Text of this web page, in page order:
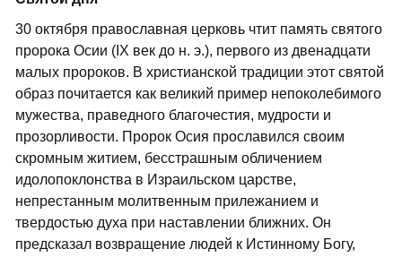
30 октября православная церковь чтит память святого
пророка Осии (IX век до н. э.), первого из двенадцати
малых пророков. В христианской традиции этот святой
образ почитается как великий пример непоколебимого
мужества, праведного благочестия, мудрости и
прозорливости. Пророк Осия прославился своим
скромным житием, бесстрашным обличением
идолопоклонства в Израильском царстве,
непрестанным молитвенным прилежанием и
твердостью духа при наставлении ближних. Он
предсказал возвращение людей к Истинному Богу,